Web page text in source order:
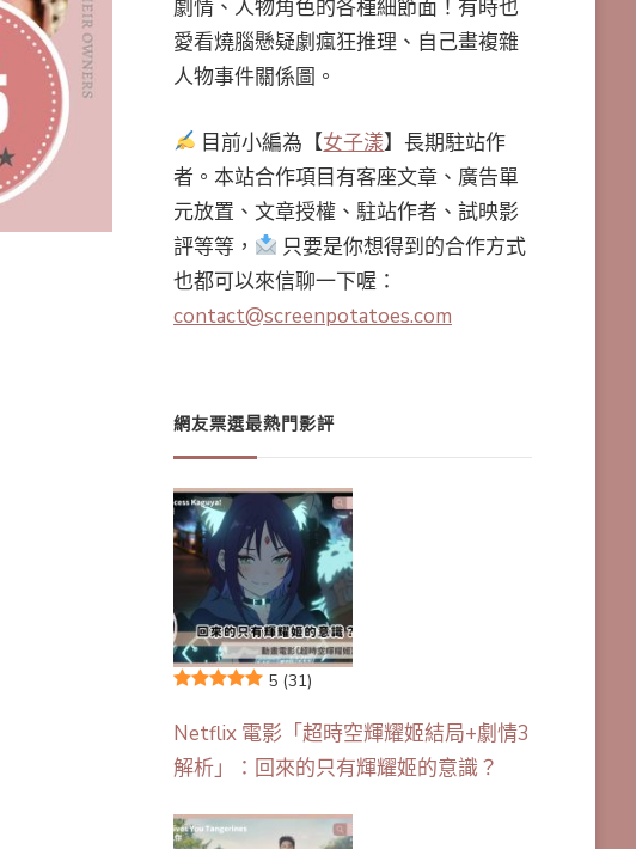
劇情、人物角色的各種細節面！有時也
愛看燒腦懸疑劇瘋狂推理、自己畫複雜
人物事件關係圖。
目前小編為【女子漾】長期駐站作
者。本站合作項目有客座文章、廣告單
元放置、文章授權、駐站作者、試映影
評等等，
只要是你想得到的合作方式
也都可以來信聊一下喔：
contact@screenpotatoes.com
網友票選最熱門影評
5 (31)
Netflix 電影「超時空輝耀姬結局+劇情3
解析」：回來的只有輝耀姬的意識？